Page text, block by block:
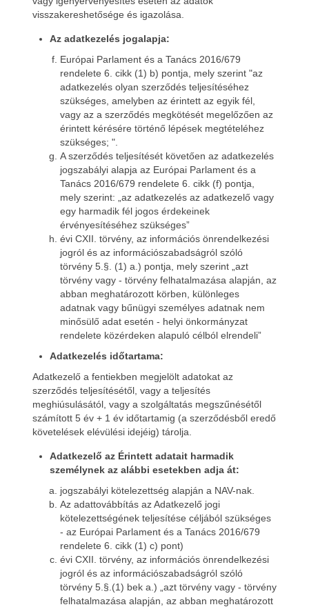
visszakereshetősége és igazolása.
Az adatkezelés jogalapja:
Európai Parlament és a Tanács 2016/679
rendelete 6. cikk (1) b) pontja, mely szerint "az
adatkezelés olyan szerződés teljesítéséhez
szükséges, amelyben az érintett az egyik fél,
vagy az a szerződés megkötését megelőzően az
érintett kérésére történő lépések megtételéhez
szükséges; ".
A szerződés teljesítését követően az adatkezelés
jogszabályi alapja az Európai Parlament és a
Tanács 2016/679 rendelete 6. cikk (f) pontja,
mely szerint: „az adatkezelés az adatkezelő vagy
egy harmadik fél jogos érdekeinek
érvényesítéséhez szükséges”
évi CXII. törvény, az információs önrendelkezési
jogról és az információszabadságról szóló
törvény 5.§. (1) a.) pontja, mely szerint „azt
törvény vagy - törvény felhatalmazása alapján, az
abban meghatározott körben, különleges
adatnak vagy bűnügyi személyes adatnak nem
minősülő adat esetén - helyi önkormányzat
rendelete közérdeken alapuló célból elrendeli”
Adatkezelés időtartama:
Adatkezelő a fentiekben megjelölt adatokat az
szerződés teljesítésétől, vagy a teljesítés
meghiúsulásától, vagy a szolgáltatás megszűnésétől
számított 5 év + 1 év időtartamig (a szerződésből eredő
követelések elévülési idejéig) tárolja.
Adatkezelő az Érintett adatait harmadik
személynek az alábbi esetekben adja át:
jogszabályi kötelezettség alapján a NAV-nak.
Az adattovábbítás az Adatkezelő jogi
kötelezettségének teljesítése céljából szükséges
- az Európai Parlament és a Tanács 2016/679
rendelete 6. cikk (1) c) pont)
évi CXII. törvény, az információs önrendelkezési
jogról és az információszabadságról szóló
törvény 5.§.(1) bek a.) „azt törvény vagy - törvény
felhatalmazása alapján, az abban meghatározott